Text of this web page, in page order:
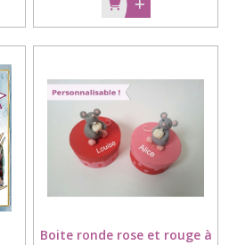
Boite ronde rose et rouge à